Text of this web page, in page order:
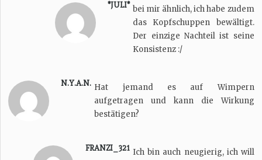
*JULI* bei mir ähnlich, ich habe zudem
das Kopfschuppen bewältigt.
Der einzige Nachteil ist seine
Konsistenz :/
N.Y.A.N. Hat jemand es auf Wimpern
aufgetragen und kann die Wirkung
bestätigen?
FRANZI_321 Ich bin auch neugierig, ich will